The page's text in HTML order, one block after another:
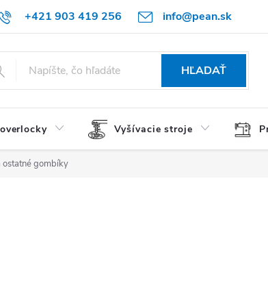
+421 903 419 256 info@pean.sk
Podmienky ochrany osobných údajov O nás
HĽADAŤ
Vyšívacie stroje
ostatné gombíky